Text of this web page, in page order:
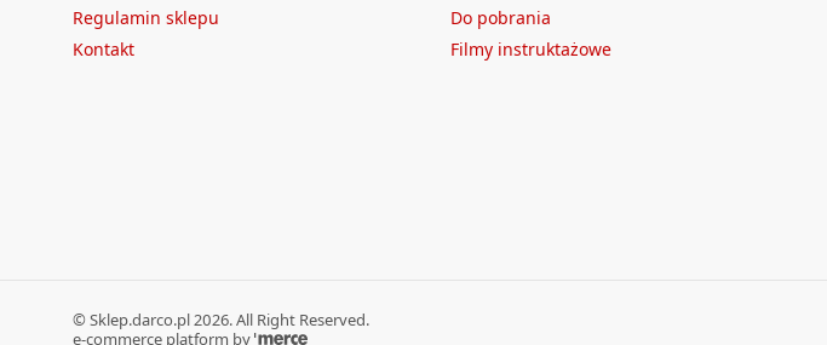
Regulamin sklepu
Kontakt
Do pobrania
Filmy instruktażowe
© Sklep.darco.pl 2026. All Right Reserved.
e-commerce platform by